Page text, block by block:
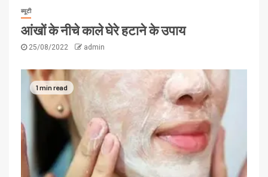
ब्यूटी
आंखों के नीचे काले घेरे हटाने के उपाय
25/08/2022 admin
1 min read